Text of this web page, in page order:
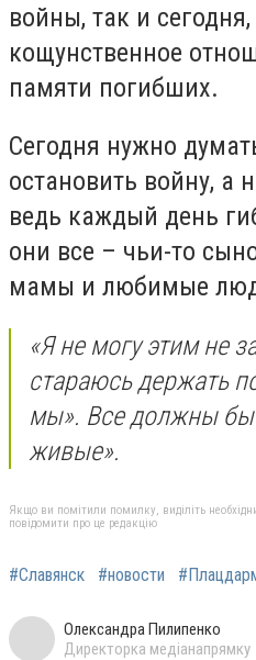
войны, так и
кощунственное
памяти погибших.
Сегодня нужно
остановить войну, а
ведь каждый день
они все – чьи-то
мамы и любимые
«Я не могу этим не
стараюсь держать
мы». Все должны
живые».
Якщо ви помітили помилку, виділіть
повідомити про це редакцію
#Славянск #новости
Олександра Пилипенко
Директорка медіанапрямку